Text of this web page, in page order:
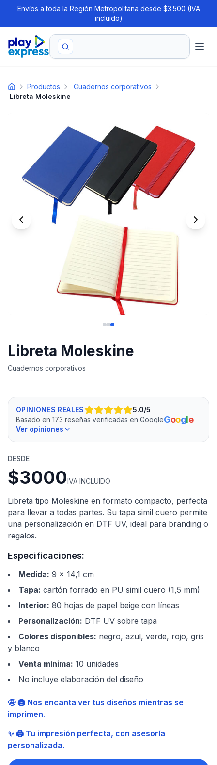
Envíos a toda la Región Metropolitana desde $3.500 (IVA
incluido)
Productos
Cuadernos corporativos
Libreta Moleskine
Libreta Moleskine
Cuadernos corporativos
OPINIONES REALES 5.0/5
Basado en 173 reseñas verificadas en GoogleGoogle
Ver opiniones
DESDE
$3000IVA INCLUIDO
Libreta tipo Moleskine en formato compacto, perfecta
para llevar a todas partes. Su tapa simil cuero permite
una personalización en DTF UV, ideal para branding o
regalos.
Especificaciones:
Medida: 9 x 14,1 cm
Tapa: cartón forrado en PU simil cuero (1,5 mm)
Interior: 80 hojas de papel beige con líneas
Personalización: DTF UV sobre tapa
Colores disponibles: negro, azul, verde, rojo, gris
y blanco
Venta mínima: 10 unidades
No incluye elaboración del diseño
🤩 🖨️ Nos encanta ver tus diseños mientras se
imprimen.
✨ 🖨️ Tu impresión perfecta, con asesoría
personalizada.